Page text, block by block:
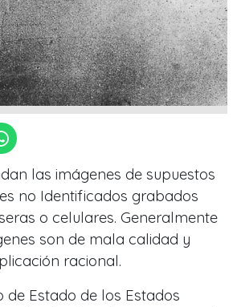
las imágenes de supuestos
no Identificados grabados
o celulares. Generalmente
son de mala calidad y
racional.
de Estado de los Estados